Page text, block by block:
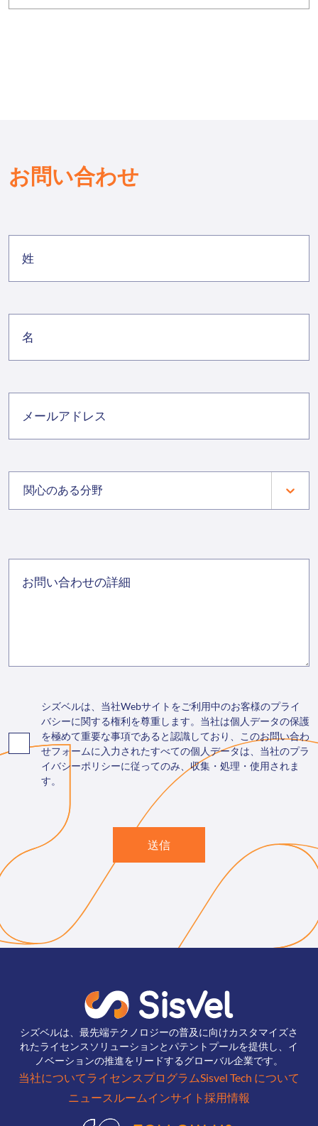
お問い合わせ
関心のある分野
シズベルは、当社Webサイトをご利用中のお客様のプライ
バシーに関する権利を尊重します。当社は個人データの保護
を極めて重要な事項であると認識しており、このお問い合わ
せフォームに入力されたすべての個人データは、当社のプラ
イバシーポリシーに従ってのみ、収集・処理・使用されま
す。
送信
シズベルは、最先端テクノロジーの普及に向けカスタマイズさ
れたライセンスソリューションとパテントプールを提供し、イ
ノベーションの推進をリードするグローバル企業です。
当社についてライセンスプログラムSisvel Tech について
ニュースルームインサイト 採用情報